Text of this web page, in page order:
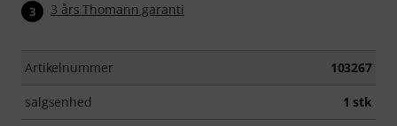
3 3 års Thomann garanti
Artikelnummer 103267
salgsenhed 1 stk